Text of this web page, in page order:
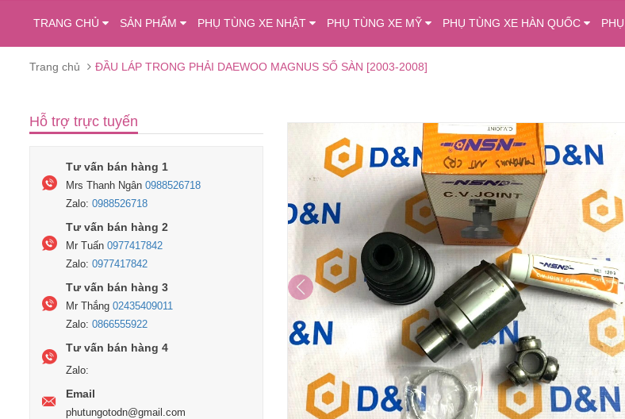
TRANG CHỦ SẢN PHẨM PHỤ TÙNG XE NHẬT PHỤ TÙNG XE MỸ PHỤ TÙNG XE HÀN QUỐC
Trang chủ ĐẦU LÁP TRONG PHẢI DAEWOO MAGNUS SỐ SÀN [2003-2008]
Hỗ trợ trực tuyến
Tư vấn bán hàng 1
Mrs Thanh Ngân 0988526718
Zalo: 0988526718
Tư vấn bán hàng 2
Mr Tuấn 0977417842
Zalo: 0977417842
Tư vấn bán hàng 3
Mr Thắng 02435409011
Zalo: 0866555922
Tư vấn bán hàng 4
Zalo:
Email
phutungotodn@gmail.com